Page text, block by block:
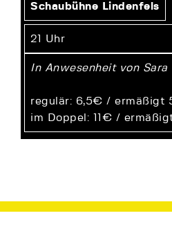
Schaubühne Lindenfels
21 Uhr
In Anwesenheit von Sara
regulär: 6,5€ / ermäßigt
im Doppel: 11€ /